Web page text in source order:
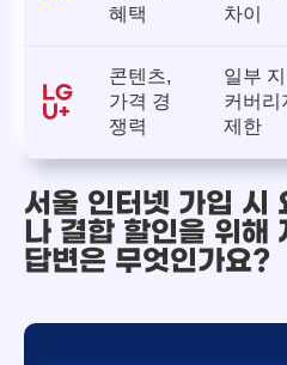
혜택
차이
LG
U+
콘텐츠,
가격 경
쟁력
일부
커버리
제한
서울 인터넷 가입 시
나 결합 할인을 위해
답변은 무엇인가요?